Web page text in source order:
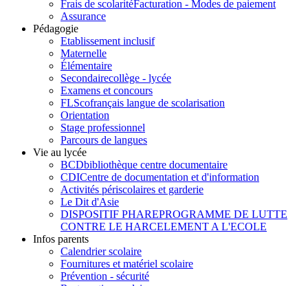
Frais de scolaritéFacturation - Modes de paiement
Assurance
Pédagogie
Etablissement inclusif
Maternelle
Élémentaire
Secondairecollège - lycée
Examens et concours
FLScofrançais langue de scolarisation
Orientation
Stage professionnel
Parcours de langues
Vie au lycée
BCDbibliothèque centre documentaire
CDICentre de documentation et d'information
Activités périscolaires et garderie
Le Dit d'Asie
DISPOSITIF PHAREPROGRAMME DE LUTTE
CONTRE LE HARCELEMENT A L'ECOLE
Infos parents
Calendrier scolaire
Fournitures et matériel scolaire
Prévention - sécurité